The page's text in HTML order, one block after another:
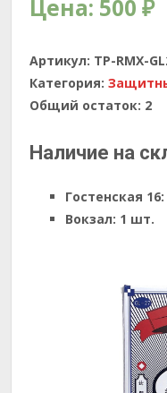
Цена: 500 ₽
Артикул: TP-RMX-
Категория:
Общий остаток: 2
Наличие на
Гостенская 16:
Вокзал: 1 шт.